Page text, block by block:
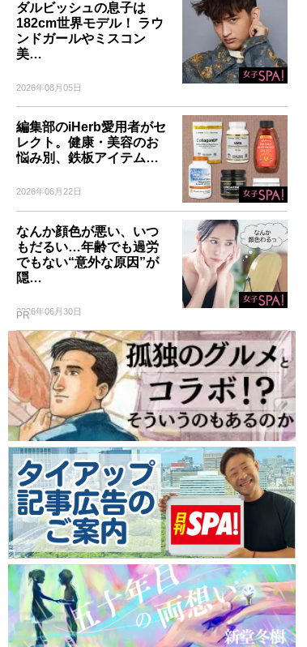
ダルビッシュの息子は
182cm世界モデル！ ラウ
ンドガールやミスコン
美…
2026年08月05日
編集部のiHerb愛用者がセ
レクト。健康・美容のお
悩み別、鉄板アイテム…
2026年06月22日
なんか顔色が悪い、いつ
もだるい…年齢でも過労
でもない“意外な原因”が
隠…
2026年06月30日
PR